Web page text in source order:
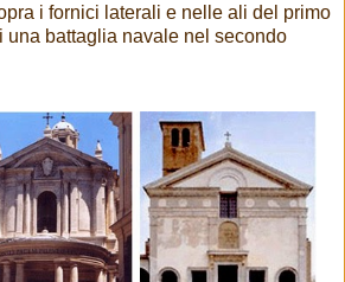
i fornici laterali e nelle ali del primo
una battaglia navale nel secondo